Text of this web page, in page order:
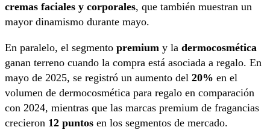
cremas faciales y corporales, que también muestran un
mayor dinamismo durante mayo.
En paralelo, el segmento premium y la dermocosmética
ganan terreno cuando la compra está asociada a regalo. En
mayo de 2025, se registró un aumento del 20% en el
volumen de dermocosmética para regalo en comparación
con 2024, mientras que las marcas premium de fragancias
crecieron 12 puntos en los segmentos de mercado.